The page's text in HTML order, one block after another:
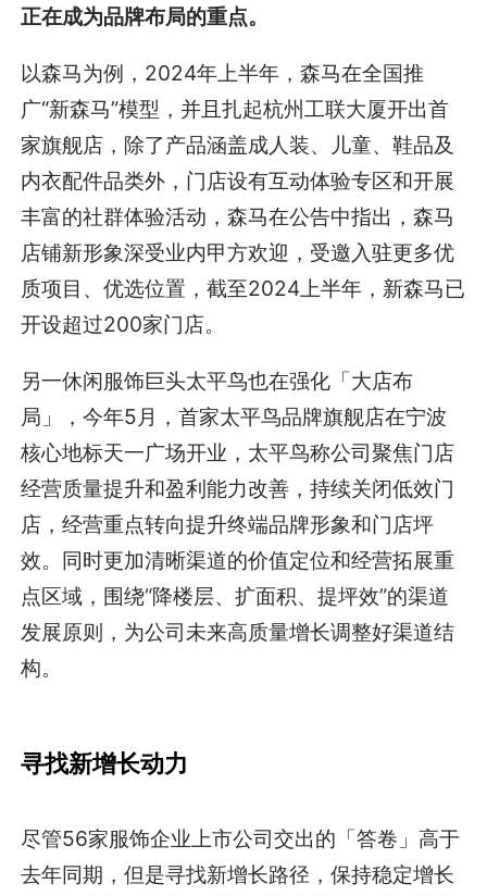
正在成为品牌布局的重点。
以森马为例，2024年上半年，森马在全国推
广“新森马”模型，并且扎起杭州工联大厦开出首
家旗舰店，除了产品涵盖成人装、儿童、鞋品及
内衣配件品类外，门店设有互动体验专区和开展
丰富的社群体验活动，森马在公告中指出，森马
店铺新形象深受业内甲方欢迎，受邀入驻更多优
质项目、优选位置，截至2024上半年，新森马已
开设超过200家门店。
另一休闲服饰巨头太平鸟也在强化「大店布
局」，今年5月，首家太平鸟品牌旗舰店在宁波
核心地标天一广场开业，太平鸟称公司聚焦门店
经营质量提升和盈利能力改善，持续关闭低效门
店，经营重点转向提升终端品牌形象和门店坪
效。同时更加清晰渠道的价值定位和经营拓展重
点区域，围绕“降楼层、扩面积、提坪效”的渠道
发展原则，为公司未来高质量增长调整好渠道结
构。
寻找新增长动力
尽管56家服饰企业上市公司交出的「答卷」高于
去年同期，但是寻找新增长路径，保持稳定增长